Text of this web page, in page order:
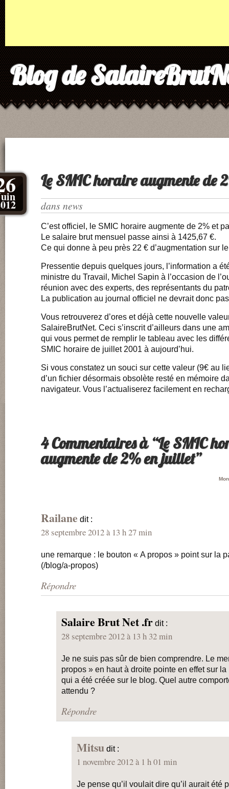
Blog de
Le SMIC horaire augmente de
dans news
C’est officiel, le SMIC horaire augmente de 2% et
Le salaire brut mensuel passe ainsi à 1425,67 €.
Ce qui donne à peu près 22 € d’augmentation sur
Pressentie depuis quelques jours, l’information a
ministre du Travail, Michel Sapin à l’occasion de
réunion avec des experts, des représentants du
La publication au journal officiel ne devrait donc
Vous retrouverez d’ores et déjà cette nouvelle
SalaireBrutNet. Ceci s’inscrit d’ailleurs dans une
qui vous permet de remplir le tableau avec les
SMIC horaire de juillet 2001 à aujourd’hui.
Si vous constatez un souci sur cette valeur (9€ au
d’un fichier désormais obsolète resté en mémoire
navigateur. Vous l’actualiserez facilement en
4 Commentaires à “Le SMIC
augmente de 2% en juillet”
Railane dit :
28 septembre 2012 à 13 h 27 min
une remarque : le bouton « A propos » point sur la
(/blog/a-propos)
Répondre
Salaire Brut Net .fr dit :
28 septembre 2012 à 13 h 32 min
Je ne suis pas sûr de bien comprendre. Le
propos » en haut à droite pointe en effet sur
qui a été créée sur le blog. Quel autre
attendu ?
Répondre
Mitsu dit :
1 novembre 2012 à 1 h 01 min
Je pense qu’il voulait dire qu’il aurait été